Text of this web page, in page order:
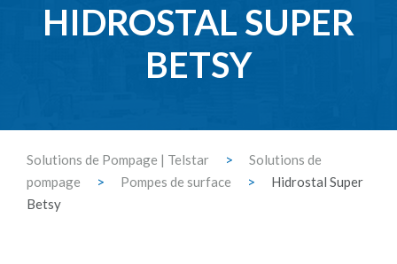
HIDROSTAL SUPER
BETSY
Solutions de Pompage | Telstar >
Solutions de
pompage
> Pompes de surface >
Hidrostal Super
Betsy